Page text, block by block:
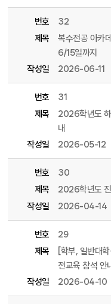
번호
32
제목
복수전공 아카
6/15일까지
작성일
2026-06-11
번호
31
제목
2026학년도 하
내
작성일
2026-05-12
번호
30
제목
2026학년도
작성일
2026-04-14
번호
29
제목
[학부, 일반대
전교육 참석 안
작성일
2026-04-10